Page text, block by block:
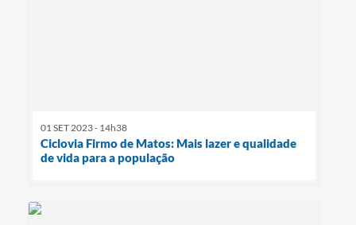
01 SET 2023 - 14h38
Ciclovia Firmo de Matos: Mais lazer e qualidade
de vida para a população